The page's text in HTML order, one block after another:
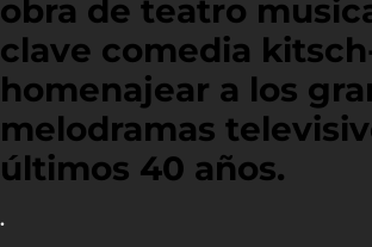
obra de teatro
clave comedia
homenajear a los
melodramas
últimos 40 años.
.